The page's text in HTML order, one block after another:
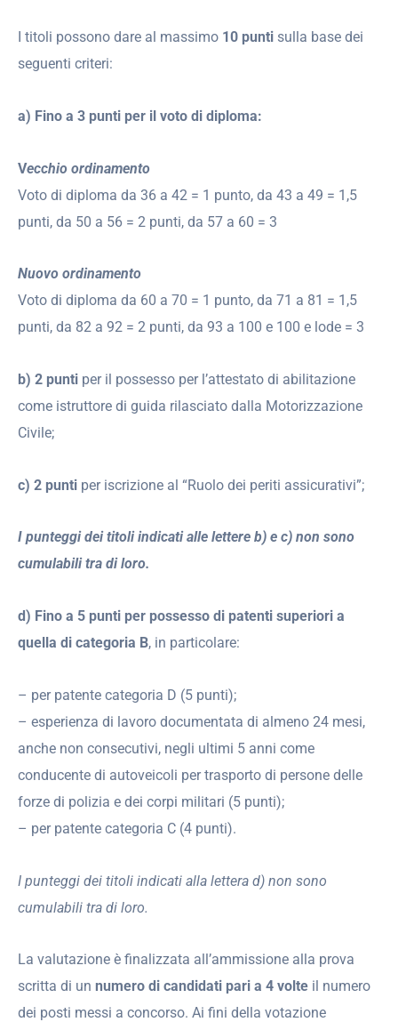
I titoli possono dare al massimo 10 punti sulla base dei
seguenti criteri:
a) Fino a 3 punti per il voto di diploma:
Vecchio ordinamento
Voto di diploma da 36 a 42 = 1 punto, da 43 a 49 = 1,5
punti, da 50 a 56 = 2 punti, da 57 a 60 = 3
Nuovo ordinamento
Voto di diploma da 60 a 70 = 1 punto, da 71 a 81 = 1,5
punti, da 82 a 92 = 2 punti, da 93 a 100 e 100 e lode = 3
b) 2 punti per il possesso per l’attestato di abilitazione
come istruttore di guida rilasciato dalla Motorizzazione
Civile;
c) 2 punti per iscrizione al “Ruolo dei periti assicurativi”;
I punteggi dei titoli indicati alle lettere b) e c) non sono
cumulabili tra di loro.
d) Fino a 5 punti per possesso di patenti superiori a
quella di categoria B, in particolare:
– per patente categoria D (5 punti);
– esperienza di lavoro documentata di almeno 24 mesi,
anche non consecutivi, negli ultimi 5 anni come
conducente di autoveicoli per trasporto di persone delle
forze di polizia e dei corpi militari (5 punti);
– per patente categoria C (4 punti).
I punteggi dei titoli indicati alla lettera d) non sono
cumulabili tra di loro.
La valutazione è finalizzata all’ammissione alla prova
scritta di un numero di candidati pari a 4 volte il numero
dei posti messi a concorso. Ai fini della votazione